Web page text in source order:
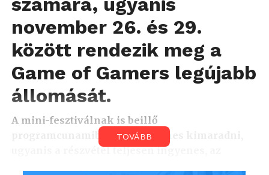
november 26. és 29.
között rendezik meg a
Game of Gamers legújabb
állomását.
A mini-fesztiválnak is beillő
programcunamiból nem érdemes kimaradni,
ugyanis a részvétel teljesen ingyenes, az
TOVÁBB